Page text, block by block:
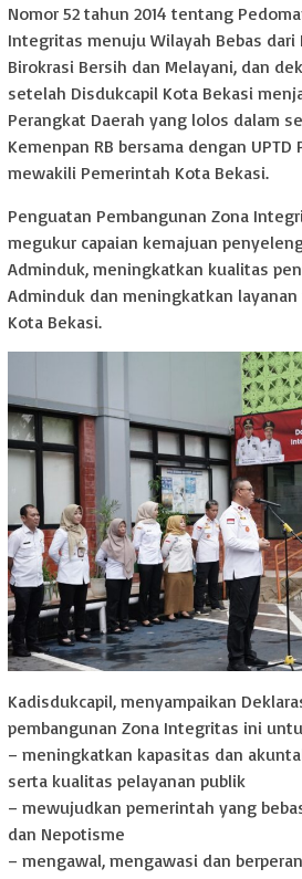
Nomor 52 tahun 2014 tentang
Integritas menuju Wilayah Bebas dari
Birokrasi Bersih dan Melayani, dan
setelah Disdukcapil Kota Bekasi
Perangkat Daerah yang lolos dalam
Kemenpan RB bersama dengan UPTD
mewakili Pemerintah Kota Bekasi.
Penguatan Pembangunan Zona
megukur capaian kemajuan
Adminduk, meningkatkan kualitas
Adminduk dan meningkatkan
Kota Bekasi.
Kadisdukcapil, menyampaikan
pembangunan Zona Integritas ini
– meningkatkan kapasitas dan
serta kualitas pelayanan publik
– mewujudkan pemerintah yang
dan Nepotisme
– mengawal, mengawasi dan